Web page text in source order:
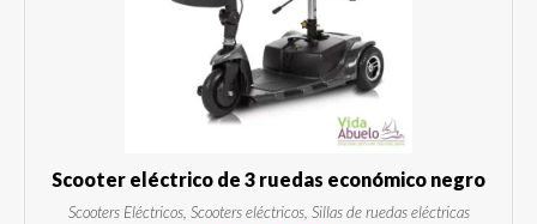
Scooter eléctrico de 3 ruedas económico negro
Scooters Eléctricos, Scooters eléctricos, Sillas de ruedas eléctricas